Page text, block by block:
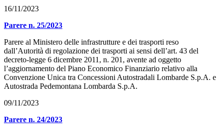
16/11/2023
Parere n. 25/2023
Parere al Ministero delle infrastrutture e dei trasporti reso
dall’Autorità di regolazione dei trasporti ai sensi dell’art. 43 del
decreto-legge 6 dicembre 2011, n. 201, avente ad oggetto
l’aggiornamento del Piano Economico Finanziario relativo alla
Convenzione Unica tra Concessioni Autostradali Lombarde S.p.A. e
Autostrada Pedemontana Lombarda S.p.A.
09/11/2023
Parere n. 24/2023